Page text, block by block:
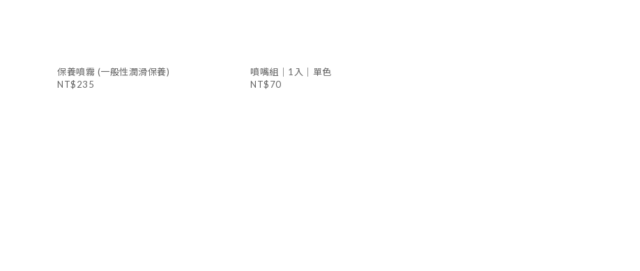
保養噴霧 (一般性潤滑保養)
NT$235
噴嘴組｜1入｜單色
NT$70